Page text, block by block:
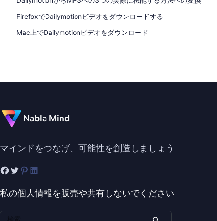
FirefoxでDailymotionビデオをダウンロードする
Mac上でDailymotionビデオをダウンロード
Nabla Mind
マインドをつなげ、可能性を創造しましょう
私の個人情報を販売や共有しないでください